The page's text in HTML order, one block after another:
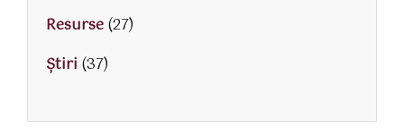
Resurse(27)
Știri (37)